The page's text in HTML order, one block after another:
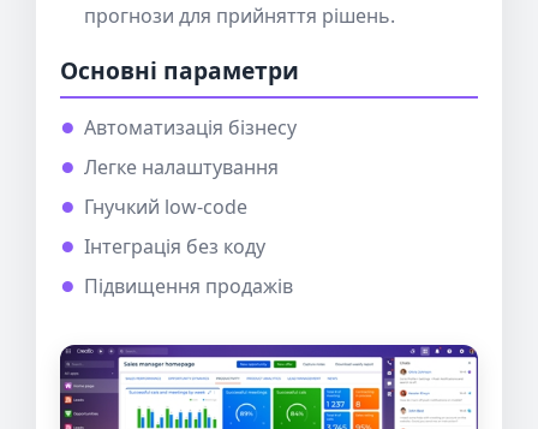
прогнози для прийняття рішень.
Основні параметри
Автоматизація бізнесу
Легке налаштування
Гнучкий low-code
Інтеграція без коду
Підвищення продажів